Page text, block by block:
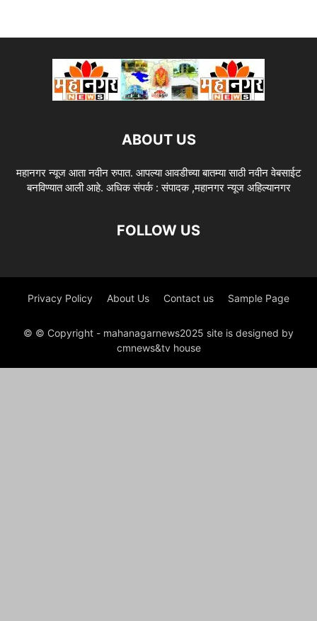
ABOUT US
महानगर न्यूज आता नवीन रुपात. आपल्या आवडीच्या बातम्या साठी नवीन वेबसाईट
बनविण्यात आली आहे. अधिक संपर्क : संपादक ,महानगर न्यूज अहिल्यानगर
FOLLOW US
Privacy Policy About Us Contact us Sample Page
© © Copyright - mahanagarnews2025 site is designed by
cmnews&tv house